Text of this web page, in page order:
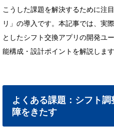
こうした課題を解決するために注
リ」の導入です。本記事では、実
としたシフト交換アプリの開発ユ
能構成・設計ポイントを解説します
よくある課題：シフト
障をきたす